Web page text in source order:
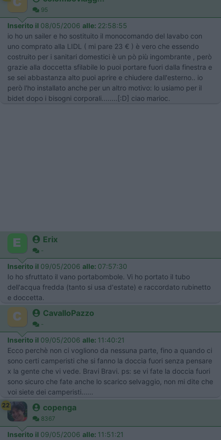
95
Inserito il 08/05/2006 alle: 22:58:55
io ho un sailer e ho sostituito il monocomando del lavabo con
uno comprato alla LIDL ( mi pare 23 € ) è vero che essendo
costruito per i sanitari domestici è un pò più ingombrante , però
grazie alla doccetta sfilabile lo puoi portare fuori dalla finestra e
se sei abbastanza alto puoi aprire e chiudere dall'esterno.. io
però l'ho installato anche per un altro motivo: lo usiamo per il
bidet dopo i bisogni corporali........[:D] ciao marioc.
Erix
-
Inserito il 09/05/2006 alle: 07:57:30
Io ho sfruttato il vano portabombole. Vi ho portato il tubo
dell'acqua fredda (tanto si usa d'estate) e raccordato rubinetto
e doccetta.
CavalloPazzo
-
Inserito il 09/05/2006 alle: 11:40:21
Ecco perchè non ci vogliono da nessuna parte, fino a quando ci
sono certi camperisti che si fanno la doccia fuori senza pensare
x la gente che vi vede. Bravi Bravi. ps: se vi fate la doccia fuori
sono sicuro che fate anche lo scarico selvaggio, non mi dite che
voi siete dei camperisti......
22 copenga
8367
Inserito il 09/05/2006 alle: 11:51:21